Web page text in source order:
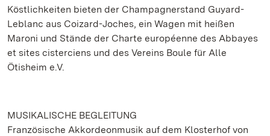
Köstlichkeiten bieten der Champagnerstand Guyard-
Leblanc aus Coizard-Joches, ein Wagen mit heißen
Maroni und Stände der Charte européenne des Abbayes
et sites cisterciens und des Vereins Boule für Alle
Ötisheim e.V.
MUSIKALISCHE BEGLEITUNG
Französische Akkordeonmusik auf dem Klosterhof von